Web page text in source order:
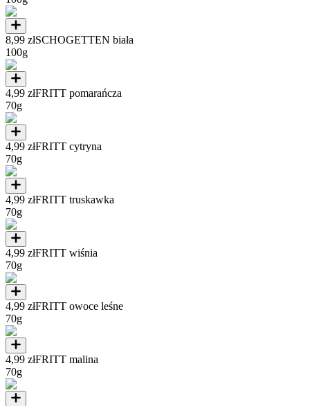
8,99 złSCHOGETTEN biała
100g
4,99 złFRITT pomarańcza
70g
4,99 złFRITT cytryna
70g
4,99 złFRITT truskawka
70g
4,99 złFRITT wiśnia
70g
4,99 złFRITT owoce leśne
70g
4,99 złFRITT malina
70g